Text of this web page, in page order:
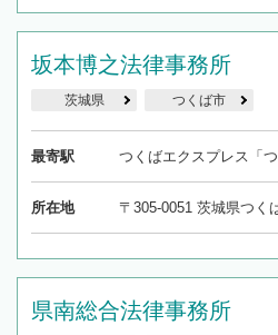
坂本博之法律事務所
茨城県 つくば市
最寄駅 つくばエクスプレス「
所在地 〒305-0051 茨城県つく
県南総合法律事務所